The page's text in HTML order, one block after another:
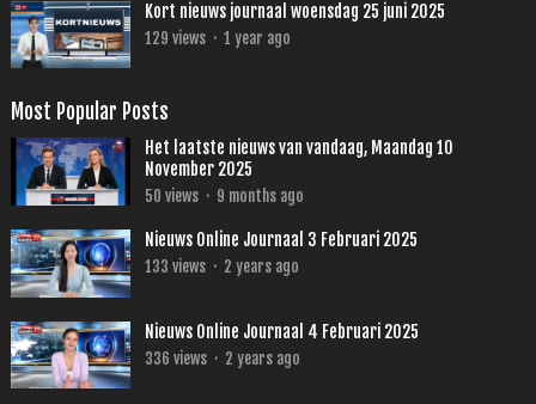
Kort nieuws journaal woensdag 25 juni 2025
129 views · 1 year ago
Most Popular Posts
Het laatste nieuws van vandaag, Maandag 10
November 2025
50 views · 9 months ago
Nieuws Online Journaal 3 Februari 2025
133 views · 2 years ago
Nieuws Online Journaal 4 Februari 2025
336 views · 2 years ago